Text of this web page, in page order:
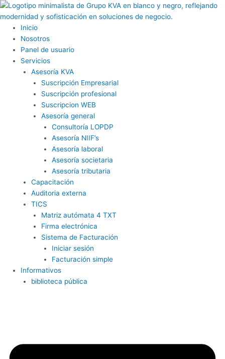
Ir
al
contenido
Inicio
Nosotros
Panel de usuario
Servicios
Asesoría KVA
Suscripción Empresarial
Suscripción profesional
Suscripcion WEB
Asesoría general
Consultoría LOPDP
Asesoría NIIF’s
Asesoría laboral
Asesoría societaria
Asesoría tributaria
Capacitación
Auditoria externa
TICS
Matriz autómata 4 TXT
Firma electrónica
Sistema de Facturación
Iniciar sesión
Facturación simple
Informativos
biblioteca pública